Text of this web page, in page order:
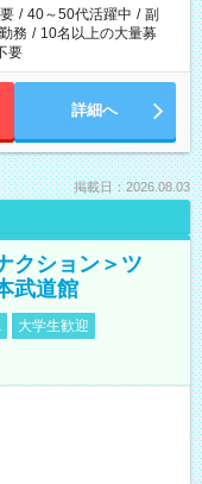
/ 40～50代活躍中 / 副
務 / 10名以上の大量募
要
詳細へ
掲載日：2026.08.03
クション＞ツ
武道館
大学生歓迎